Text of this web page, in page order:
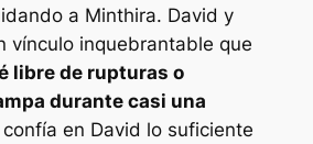
a Minthira. David y
vínculo inquebrantable que
libre de rupturas o
durante casi una
en David lo suficiente